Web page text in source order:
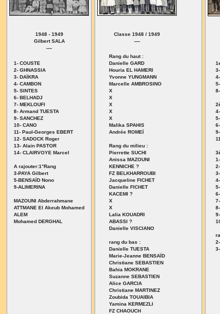
1948 - 1949
Gilbert SALA
----
1- COUSTE
2- GHNASSIA
3- DAÏKRA
4- CAMBON
5- SINTES
6- BELHADJ
7- MEKLOUFI
8- Armand TUESTA
9- SANCHEZ
10- CANO
11- Paul-Georges EBERT
12- SADOCK Roger
13- Alain PASTOR
14- CLAIRVOYE Marcel
A rajouter:1°Rang
3-PAYA Gilbert
5-BENSAÏD Nono
9-ALIMERINA
MAZOUNI Abderrahmane
ATTMANE El Akeub Mohamed
ALEM
Mohamed DERGHAL
Classe 1948 / 1949
----
Rang du haut :
Danielle GARD
Houria EL HAMERI
Yvonne YUNGMANN
Marcelle AMBROSINO
X
X
X
X
X
Malika SPAHIS
Andrée ROMEÏ
Rang du milieu :
Pierrette SUCHI
Anissa MAZOUNI
KENNICHE ?
FZ BELKHARROUBI
Jacqueline FICHET
Danielle FICHET
KACEMI ?
X
X
Lalia KOUADRI
ABASSI ?
Danielle VISCIANO
rang du bas :
Danielle TUESTA
Marie-Jeanne BENSAÏD
Christiane SEBASTIEN
Bahia MOKRANE
Suzanne SEBASTIEN
Alice GARCIA
Christiane MARTINEZ
Zoubida TOUAIBIA
Yamina KERMEZLI
FZ CHAOUCH